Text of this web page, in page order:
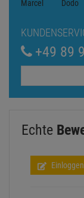
+49 89
Echte